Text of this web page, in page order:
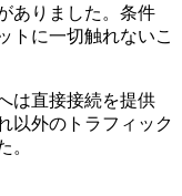
ありました。条件
トに一切触れないこ
は直接接続を提供
以外のトラフィック
。